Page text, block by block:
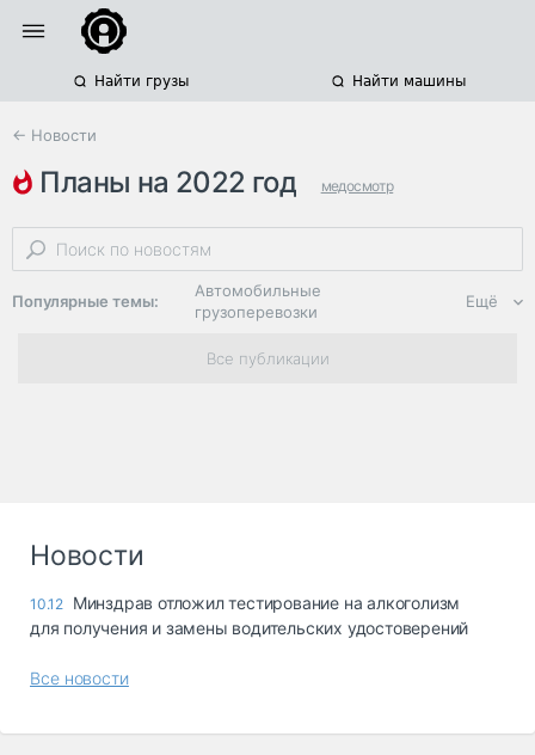
Найти грузы Найти машины
← Новости
планы на 2022 год медосмотр
водительские права пьянство за рулем
Популярные темы:
Автомобильные
грузоперевозки
Региональная
логистика
опасные грузы
Ещё
Все публикации
Новости
10.12 Минздрав отложил тестирование на алкоголизм
для получения и замены водительских удостоверений
Все новости